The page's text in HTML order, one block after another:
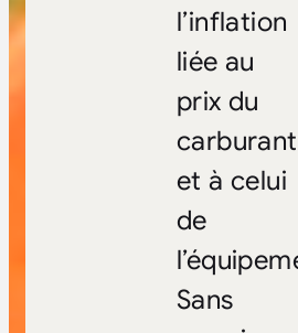
l’inflation
liée au
prix du
carburant
et à celui
de
Sans